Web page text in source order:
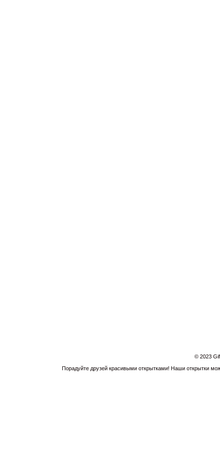
© 2023
Порадуйте друзей красивыми открытками! Наши открытки